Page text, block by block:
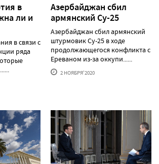
в
ли и
в связи с
ряда
Азербайджан сбил
армянский Су-25
Азербайджан сбил армянский
штурмовик Су-25 в ходе
продолжающегося конфликта с
Ереваном из-за оккупи......
2 НОЯБРЯ'2020